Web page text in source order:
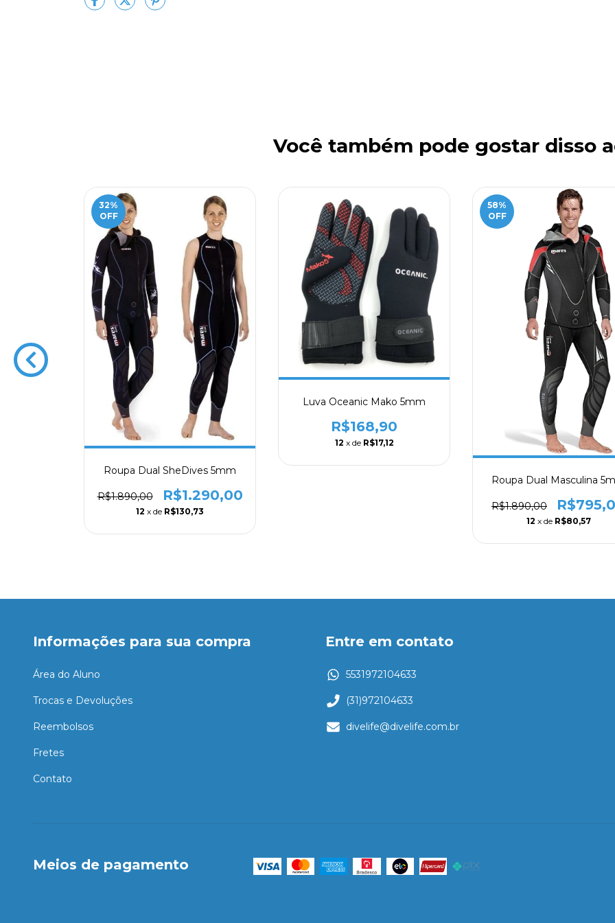
Você também pode gostar disso
32%
OFF
Roupa Dual SheDives 5mm
R$1.890,00 R$1.290,00
12 x de R$130,73
Luva Oceanic Mako 5mm
R$168,90
12 x de R$17,12
58%
OFF
Roupa Dual Masculina
R$1.890,00
12 x de R$80,57
Informações para sua compra
Área do Aluno
Trocas e Devoluções
Reembolsos
Fretes
Contato
Entre em contato
5531972104633
(31)972104633
divelife@divelife.com.br
Meios de pagamento